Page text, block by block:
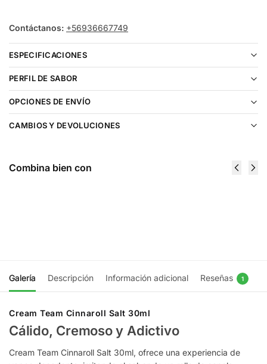
Contáctanos: +56936667749
ESPECIFICACIONES
PERFIL DE SABOR
OPCIONES DE ENVÍO
CAMBIOS Y DEVOLUCIONES
Combina bien con
Galería Descripción Información adicional Reseñas 1
Cream Team Cinnaroll Salt 30ml
Cálido, Cremoso y Adictivo
Cream Team Cinnaroll Salt 30ml, ofrece una experiencia de